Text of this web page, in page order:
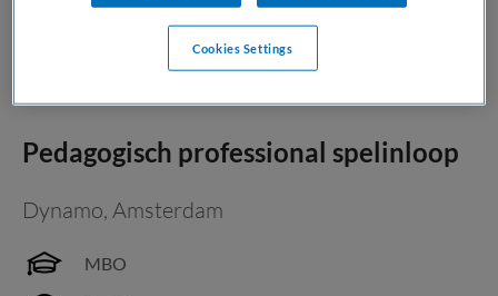
1 vacature gevonden
Pedagogisch professional spelinloop
Dynamo, Amsterdam
MBO
Cookies Settings